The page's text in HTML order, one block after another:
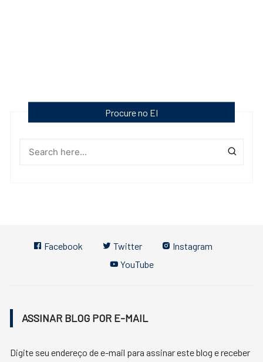
Procure no EI
Facebook Twitter
Instagram
YouTube
ASSINAR BLOG POR E-MAIL
Digite seu endereço de e-mail para assinar este blog e receber